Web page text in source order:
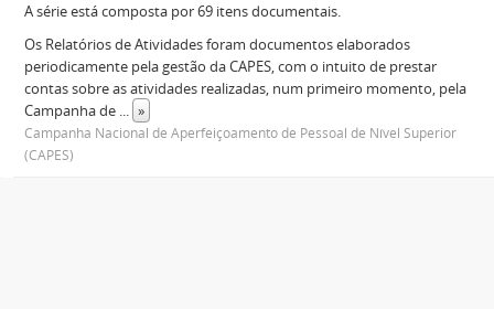
A série está composta por 69 itens documentais.
Os Relatórios de Atividades foram documentos elaborados
periodicamente pela gestão da CAPES, com o intuito de prestar
contas sobre as atividades realizadas, num primeiro momento, pela
Campanha de ... »
Campanha Nacional de Aperfeiçoamento de Pessoal de Nível Superior
(CAPES)